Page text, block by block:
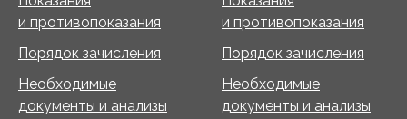
и противопоказания
Порядок зачисления
Необходимые
документы и анализы
и противопоказания
Порядок зачисления
Необходимые
документы и анализы